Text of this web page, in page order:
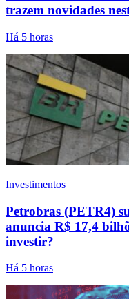
trazem novidades
Há 5 horas
Investimentos
Petrobras (PETR4)
anuncia R$ 17,4
investir?
Há 5 horas